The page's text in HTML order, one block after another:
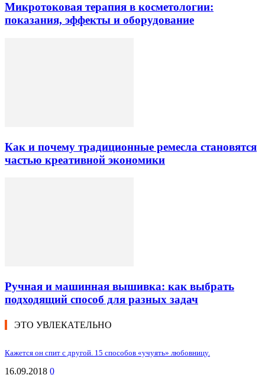
Микротоковая терапия в косметологии:
показания, эффекты и оборудование
Как и почему традиционные ремесла становятся
частью креативной экономики
Ручная и машинная вышивка: как выбрать
подходящий способ для разных задач
ЭТО УВЛЕКАТЕЛЬНО
Кажется он спит с другой. 15 способов «учуять» любовницу.
16.09.2018 0